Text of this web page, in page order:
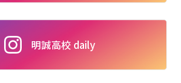
明誠高校 daily